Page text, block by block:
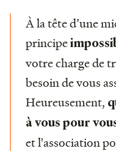
À la tête d’une
principe
votre charge de
besoin de vous
Heureusement,
à vous pour
et l'association